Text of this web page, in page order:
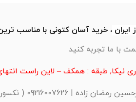
ایران ، خرید آسان کتونی با مناسب
با ما تجربه کنید
نیکا, طبقه : همکف – لاین راست
| 09216007626 ( نکسورا )